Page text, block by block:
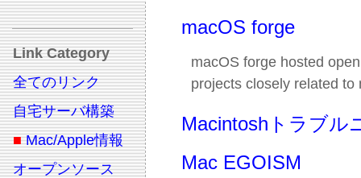
Link Category
全てのリンク
自宅サーバ構築
■ Mac/Apple情報
オープンソース
macOS forge
macOS forge hosted
projects closely related to
Macintoshトラブル
Mac EGOISM